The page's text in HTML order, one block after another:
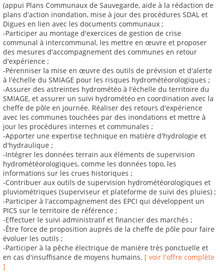
(appui Plans Communaux de Sauvegarde, aide à la rédaction de
plans d'action inondation, mise à jour des procédures SDAL et
Digues en lien avec les documents communaux ;
-Participer au montage d'exercices de gestion de crise
communal à intercommunal, les mettre en œuvre et proposer
des mesures d'accompagnement des communes en retour
d'expérience ;
-Pérenniser la mise en œuvre des outils de prévision et d'alerte
à l'échelle du SMIAGE pour les risques hydrométéorologiques ;
-Assurer des astreintes hydrométéo à l'échelle du territoire du
SMIAGE, et assurer un suivi hydrométéo en coordination avec la
cheffe de pôle en journée. Réaliser des retours d'expérience
avec les communes touchées par des inondations et mettre à
jour les procédures internes et communales ;
-Apporter une expertise technique en matière d'hydrologie et
d'hydraulique ;
-Intégrer les données terrain aux éléments de supervision
hydrométéorologiques, comme les données topo, les
informations sur les crues historiques ;
-Contribuer aux outils de supervision hydrométéorologiques et
pluviométriques (superviseur et plateforme de suivi des pluies) ;
-Participer à l'accompagnement des EPCI qui développent un
PICS sur le territoire de référence ;
-Effectuer le suivi administratif et financier des marchés ;
-Être force de proposition auprès de la cheffe de pôle pour faire
évoluer les outils ;
-Participer à la pêche électrique de manière très ponctuelle et
en cas d'insuffisance de moyens humains. [ voir l'offre complète
]